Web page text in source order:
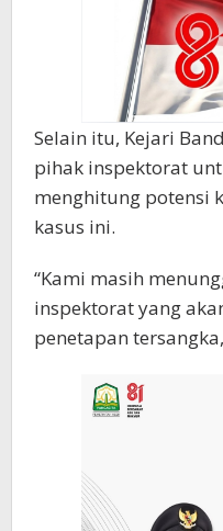
Selain itu, Kejari
pihak inspektorat
menghitung potensi
kasus ini.
“Kami masih
inspektorat yang
penetapan